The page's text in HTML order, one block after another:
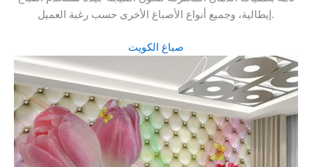
إيطالية، وجميع أنواع الأصباغ الأخرى حسب رغبة العميل.
صباغ الكويت